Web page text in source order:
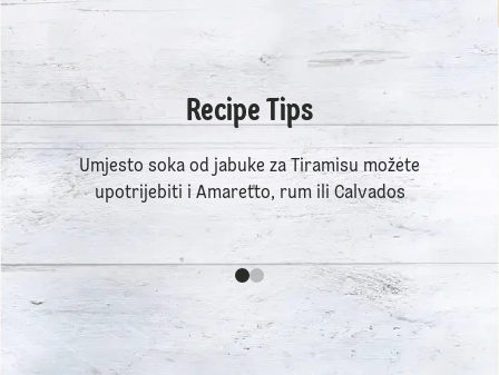
Recipe Tips
Umjesto soka od jabuke za Tiramisu možete
upotrijebiti i Amaretto, rum ili Calvados